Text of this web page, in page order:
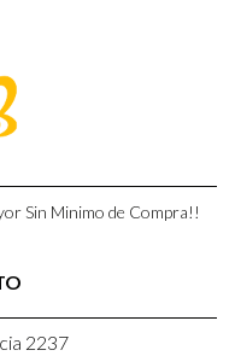
Sin Minimo de Compra!!
2237